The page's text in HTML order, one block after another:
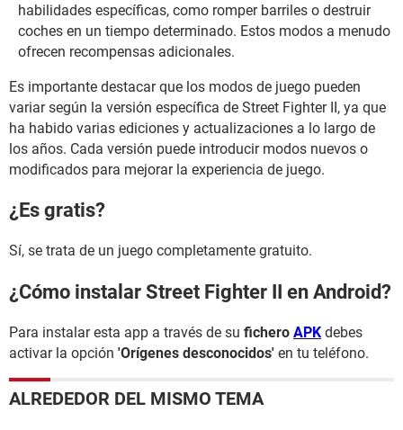
habilidades específicas, como romper barriles o destruir
coches en un tiempo determinado. Estos modos a menudo
ofrecen recompensas adicionales.
Es importante destacar que los modos de juego pueden
variar según la versión específica de Street Fighter II, ya que
ha habido varias ediciones y actualizaciones a lo largo de
los años. Cada versión puede introducir modos nuevos o
modificados para mejorar la experiencia de juego.
¿Es gratis?
Sí, se trata de un juego completamente gratuito.
¿Cómo instalar Street Fighter II en Android?
Para instalar esta app a través de su fichero APK debes
activar la opción 'Orígenes desconocidos' en tu teléfono.
ALREDEDOR DEL MISMO TEMA